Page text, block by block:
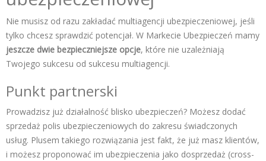
Nie musisz od razu zakładać multiagencji ubezpieczeniowej, jeśli
tylko chcesz sprawdzić potencjał. W Markecie Ubezpieczeń mamy
jeszcze dwie bezpieczniejsze opcje, które nie uzależniają
Twojego sukcesu od sukcesu multiagencji.
Punkt partnerski
Prowadzisz już działalność blisko ubezpieczeń? Możesz dodać
sprzedaż polis ubezpieczeniowych do zakresu świadczonych
usług. Plusem takiego rozwiązania jest fakt, że już masz klientów,
i możesz proponować im ubezpieczenia jako dosprzedaż (cross-